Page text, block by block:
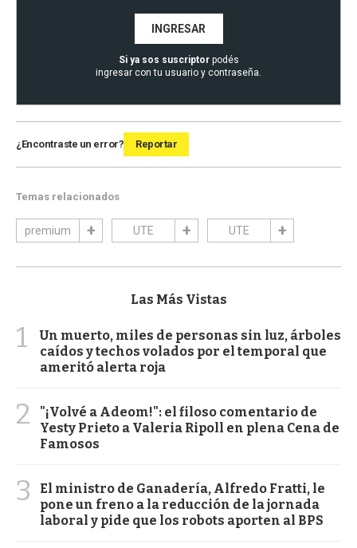
INGRESAR
Si ya sos suscriptorpodés
ingresar con tu usuario y contraseña.
¿Encontraste un error? Reportar
Temas relacionados
premium UTE UTE
Las Más Vistas
1
Un muerto, miles de personas sin luz, árboles
caídos y techos volados por el temporal que
ameritó alerta roja
2
"¡Volvé a Adeom!": el filoso comentario de
Yesty Prieto a Valeria Ripoll en plena Cena de
Famosos
3
El ministro de Ganadería, Alfredo Fratti, le
pone un freno a la reducción de la jornada
laboral y pide que los robots aporten al BPS